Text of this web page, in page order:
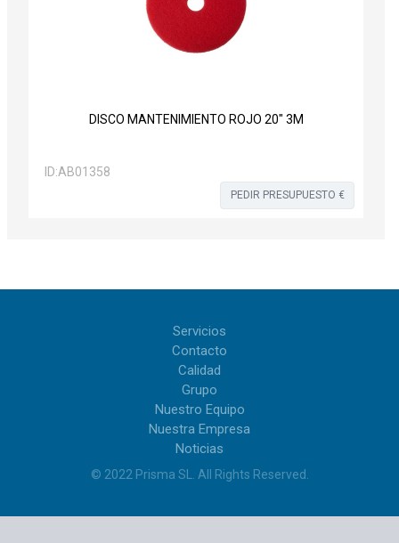
DISCO MANTENIMIENTO ROJO 20" 3M
ID:AB01358
PEDIR PRESUPUESTO €
Servicios
Contacto
Calidad
Grupo
Nuestro Equipo
Nuestra Empresa
Noticias
© 2022 Prisma SL All Rights Reserved